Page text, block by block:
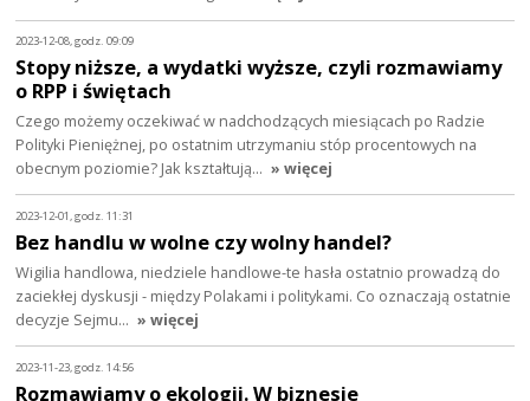
2023-12-08, godz. 09:09
Stopy niższe, a wydatki wyższe, czyli rozmawiamy
o RPP i świętach
Czego możemy oczekiwać w nadchodzących miesiącach po Radzie
Polityki Pieniężnej, po ostatnim utrzymaniu stóp procentowych na
obecnym poziomie? Jak kształtują… » więcej
2023-12-01, godz. 11:31
Bez handlu w wolne czy wolny handel?
Wigilia handlowa, niedziele handlowe-te hasła ostatnio prowadzą do
zaciekłej dyskusji - między Polakami i politykami. Co oznaczają ostatnie
decyzje Sejmu… » więcej
2023-11-23, godz. 14:56
Rozmawiamy o ekologii. W biznesie